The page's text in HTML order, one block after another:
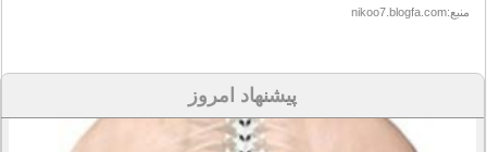
منبع:nikoo7.blogfa.com
پیشنهاد امروز